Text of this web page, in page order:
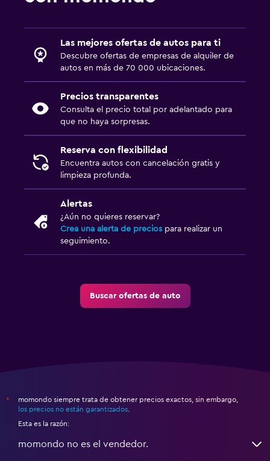
Las mejores ofertas de autos para ti
Descubre ofertas de empresas de alquiler de
autos en más de 70 000 ubicaciones.
Precios transparentes
Consulta el precio total por adelantado para
que no haya sorpresas.
Reserva con flexibilidad
Encuentra autos con cancelación gratis y
limpieza profunda.
Alertas
¿Aún no quieres reservar?
Crea una alerta de precios para realizar un
seguimiento.
Buscar ofertas de auto
*
momondo siempre trata de obtener precios exactos, sin embargo,
los precios no están garantizados.
Esta es la razón:
momondo no es el vendedor.